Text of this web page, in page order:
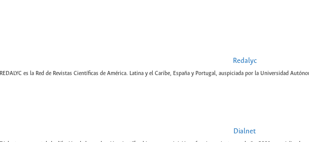
Redalyc
REDALYC es la Red de Revistas Científicas de América. Latina y el Caribe, España y Portugal, auspiciada por la Universidad
Dialnet